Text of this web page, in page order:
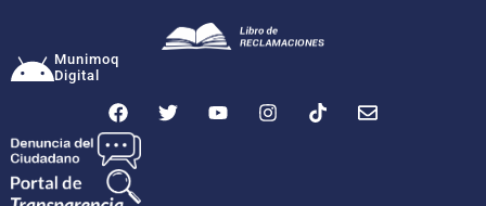
Munimoq
Digital